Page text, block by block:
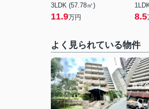
3LDK (57.78㎡)
11.9万円 8.5
よく見られている物件